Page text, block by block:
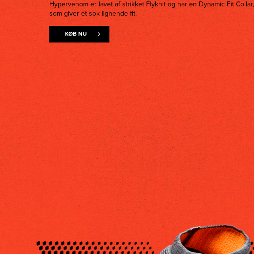
Hypervenom er lavet af strikket Flyknit og har en Dynamic Fit Collar,
som giver et sok lignende fit.
KØB NU